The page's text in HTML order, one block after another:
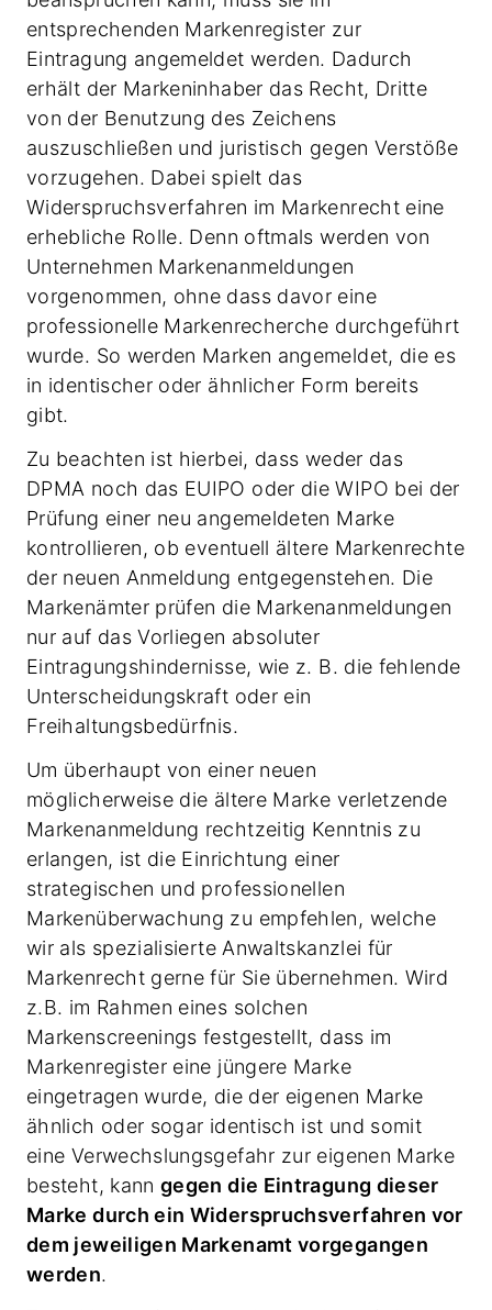
entsprechenden Markenregister zur
Eintragung angemeldet werden. Dadurch
erhält der Markeninhaber das Recht, Dritte
von der Benutzung des Zeichens
auszuschließen und juristisch gegen Verstöße
vorzugehen. Dabei spielt das
Widerspruchsverfahren im Markenrecht eine
erhebliche Rolle. Denn oftmals werden von
Unternehmen Markenanmeldungen
vorgenommen, ohne dass davor eine
professionelle Markenrecherche durchgeführt
wurde. So werden Marken angemeldet, die es
in identischer oder ähnlicher Form bereits
gibt.
Zu beachten ist hierbei, dass weder das
DPMA noch das EUIPO oder die WIPO bei der
Prüfung einer neu angemeldeten Marke
kontrollieren, ob eventuell ältere Markenrechte
der neuen Anmeldung entgegenstehen. Die
Markenämter prüfen die Markenanmeldungen
nur auf das Vorliegen absoluter
Eintragungshindernisse, wie z. B. die fehlende
Unterscheidungskraft oder ein
Freihaltungsbedürfnis.
Um überhaupt von einer neuen
möglicherweise die ältere Marke verletzende
Markenanmeldung rechtzeitig Kenntnis zu
erlangen, ist die Einrichtung einer
strategischen und professionellen
Markenüberwachung zu empfehlen, welche
wir als spezialisierte Anwaltskanzlei für
Markenrecht gerne für Sie übernehmen. Wird
z.B. im Rahmen eines solchen
Markenscreenings festgestellt, dass im
Markenregister eine jüngere Marke
eingetragen wurde, die der eigenen Marke
ähnlich oder sogar identisch ist und somit
eine Verwechslungsgefahr zur eigenen Marke
besteht, kanngegen die Eintragung dieser
Marke durch ein Widerspruchsverfahren vor
dem jeweiligen Markenamt vorgegangen
werden.